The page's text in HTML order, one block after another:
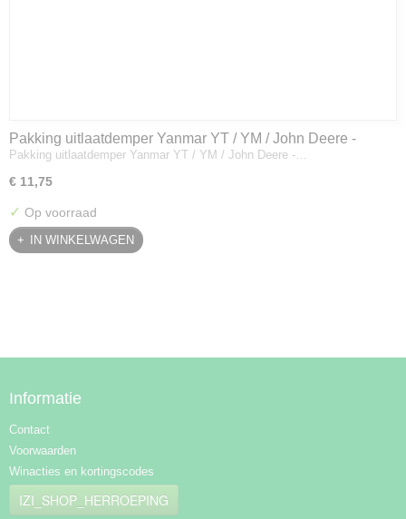
Pakking uitlaatdemper Yanmar YT / YM / John Deere -
128300-13230
Pakking uitlaatdemper Yanmar YT / YM / John Deere -…
€ 11,75
✓ Op voorraad
IN WINKELWAGEN
Informatie
Contact
Voorwaarden
Winacties en kortingscodes
IZI_SHOP_HERROEPING